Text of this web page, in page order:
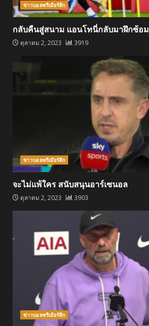
ข่าวบอลพรีเมียร์ลีก
กลับคืนสู่สนาม แอนโทนี่กลับมาฝึกซ้อม
ตุลาคม 2, 2023 3919
ข่าวบอลพรีเมียร์ลีก
จะไม่แพ้ใคร สนับสนุนอาร์เซนอล
ตุลาคม 2, 2023 3903
ข่าวบอลพรีเมียร์ลีก